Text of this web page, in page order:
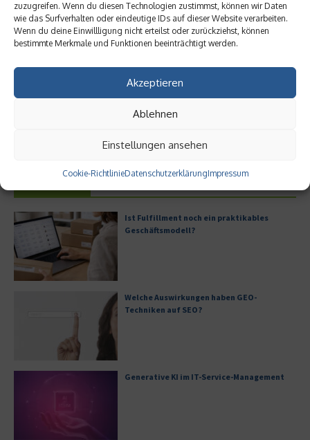
zuzugreifen. Wenn du diesen Technologien zustimmst, können wir Daten
wie das Surfverhalten oder eindeutige IDs auf dieser Website verarbeiten.
Wenn du deine Einwillligung nicht erteilst oder zurückziehst, können
bestimmte Merkmale und Funktionen beeinträchtigt werden.
Akzeptieren
Ablehnen
Einstellungen ansehen
Cookie-RichtlinieDatenschutzerklärungImpressum
Geschäftsessen in New York –
Oldtimer als Wertanlage
Ist Fulfillment noch ein praktikables
Geschäftsmodell?
Welche Auswirkungen haben GEO-
Techniken auf SEO?
Generative KI im IT-Service-Management